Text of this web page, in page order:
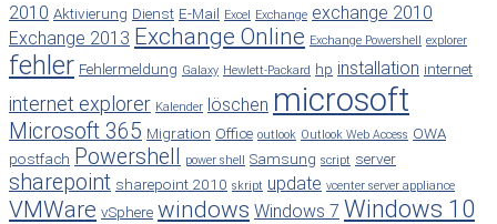
2010 Aktivierung Dienst E-Mail Excel Exchange exchange 2010
Exchange 2013 Exchange Online Exchange Powershell explorer
fehler Fehlermeldung Galaxy Hewlett-Packard hp installation internet
internet explorer Kalender löschen microsoft
Microsoft 365 Migration Office outlook Outlook Web Access OWA
postfach Powershell power shell Samsung script server
sharepoint sharepoint 2010 skript update vcenter server appliance
VMWare vSphere windows Windows 7 Windows 10